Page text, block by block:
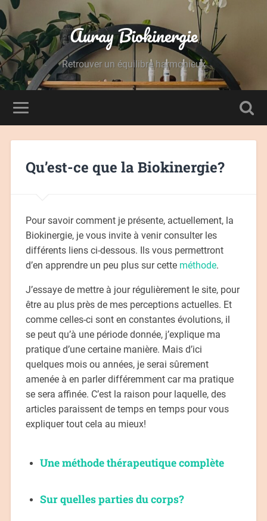
Auray Biokinergie
Retrouver un équilibre harmonieux
Qu’est-ce que la Biokinergie?
Pour savoir comment je présente, actuellement, la
Biokinergie, je vous invite à venir consulter les
différents liens ci-dessous. Ils vous permettront
d’en apprendre un peu plus sur cette méthode.
J’essaye de mettre à jour régulièrement le site, pour
être au plus près de mes perceptions actuelles. Et
comme celles-ci sont en constantes évolutions, il
se peut qu’à une période donnée, j’explique ma
pratique d’une certaine manière. Mais d’ici
quelques mois ou années, je serai sûrement
amenée à en parler différemment car ma pratique
se sera affinée. C’est la raison pour laquelle, des
articles paraissent de temps en temps pour vous
expliquer tout cela au mieux!
Une méthode thérapeutique complète
Sur quelles parties du corps?